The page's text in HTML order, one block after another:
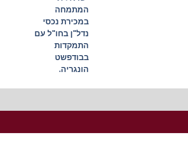
המתמחה
במכירת נכסי
נדל"ן בחו"ל עם
התמקדות
בבודפשט
הונגריה.